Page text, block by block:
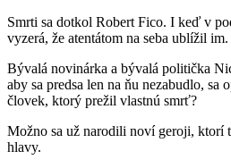
Smrti sa dotkol Robert Fico. I keď v
vyzerá, že atentátom na seba ublížil im.
Bývalá novinárka a bývalá politička
aby sa predsa len na ňu nezabudlo, sa
človek, ktorý prežil vlastnú smrť?
Možno sa už narodili noví geroji, ktorí
hlavy.